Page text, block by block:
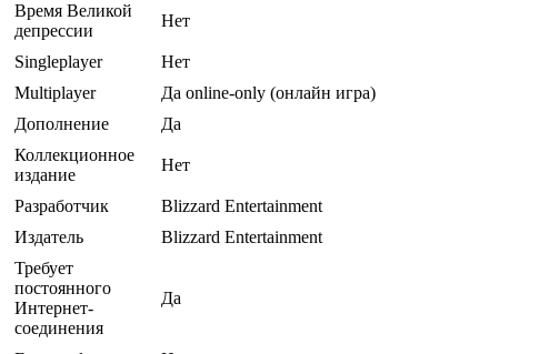
Время Великой
депрессии
Нет
Singleplayer
Нет
Multiplayer
Да online-only (онлайн игра)
Дополнение
Да
Коллекционное
издание
Нет
Разработчик
Blizzard Entertainment
Издатель
Blizzard Entertainment
Требует
постоянного
Интернет-
соединения
Да